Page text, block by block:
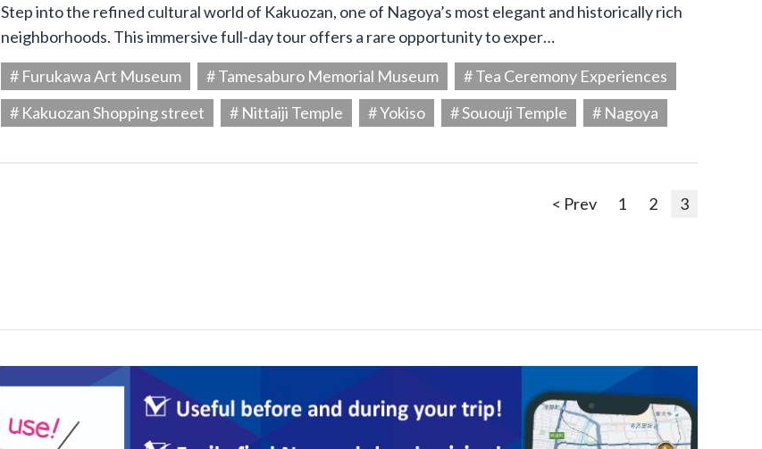
Step into the refined cultural world of Kakuozan, one of Nagoya’s most elegant and historically rich
neighborhoods. This immersive full-day tour offers a rare opportunity to exper…
# Furukawa Art Museum
# Tamesaburo Memorial Museum
# Tea Ceremony Experiences
# Kakuozan Shopping street
# Nittaiji Temple # Yokiso # Sououji Temple # Nagoya
< Prev 1 2 3